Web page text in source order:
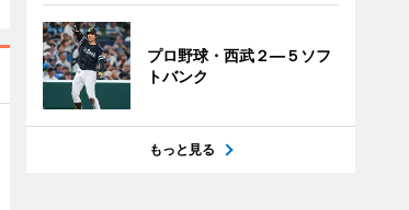
プロ野球・西武２―５ソフ
トバンク
もっと見る